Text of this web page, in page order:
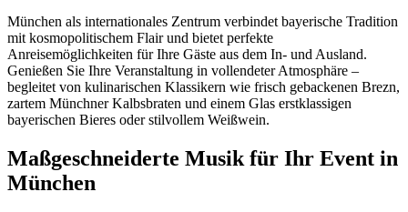
München als internationales Zentrum verbindet bayerische Tradition
mit kosmopolitischem Flair und bietet perfekte
Anreisemöglichkeiten für Ihre Gäste aus dem In- und Ausland.
Genießen Sie Ihre Veranstaltung in vollendeter Atmosphäre –
begleitet von kulinarischen Klassikern wie frisch gebackenen Brezn,
zartem Münchner Kalbsbraten und einem Glas erstklassigen
bayerischen Bieres oder stilvollem Weißwein.
Maßgeschneiderte Musik für Ihr Event in
München